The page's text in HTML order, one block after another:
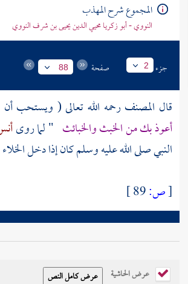
المجموع شرح المهذب
النووي - أبو زكريا محيي الدين يحيى بن شرف النووي
جزء 2 صفحة 88
قال المصنفرحمه الله تعالى ( ويستحب أن
أعوذ بك من الخبث والخبائث " لما روى
النبي صلى الله عليه وسلم كان إذا دخل
[ص:
عرض الحاشية